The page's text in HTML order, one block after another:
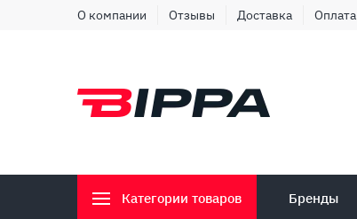
О компании Отзывы Доставка Оплата
Категории товаров Бренды